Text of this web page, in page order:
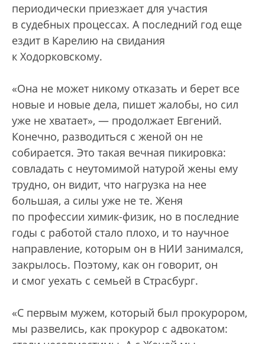
периодически приезжает для участия
в судебных процессах. А последний год еще
ездит в Карелию на свидания
к Ходорковскому.
«Она не может никому отказать и берет все
новые и новые дела, пишет жалобы, но сил
уже не хватает», — продолжает Евгений.
Конечно, разводиться с женой он не
собирается. Это такая вечная пикировка:
совладать с неутомимой натурой жены ему
трудно, он видит, что нагрузка на нее
большая, а силы уже не те. Женя
по профессии химик-физик, но в последние
годы с работой стало плохо, и то научное
направление, которым он в НИИ занимался,
закрылось. Поэтому, как он говорит, он
и смог уехать с семьей в Страсбург.
«С первым мужем, который был прокурором,
мы развелись, как прокурор с адвокатом: